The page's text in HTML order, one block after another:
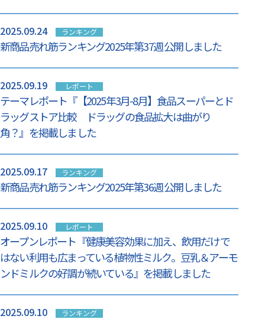
2025.09.24 ランキング
新商品売れ筋ランキング2025年第37週 公開しました
2025.09.19 レポート
テーマレポート『【2025年3月-8月】食品スーパーとド
ラッグストア比較 ドラッグの食品拡大は曲がり
角？』を掲載しました
2025.09.17 ランキング
新商品売れ筋ランキング2025年第36週 公開しました
2025.09.10 レポート
オープンレポート『健康美容効果に加え、飲用だけで
はない利用も広まっている植物性ミルク。豆乳＆アーモ
ンドミルクの好調が続いている』を掲載しました
2025.09.10 ランキング